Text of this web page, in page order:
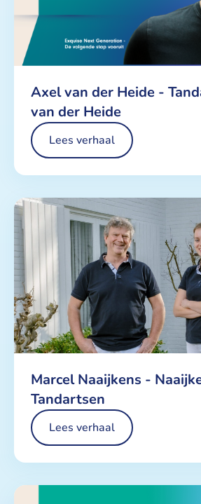
Axel van der Heide -
van der Heide
Lees verhaal
Marcel Naaijkens -
Tandartsen
Lees verhaal